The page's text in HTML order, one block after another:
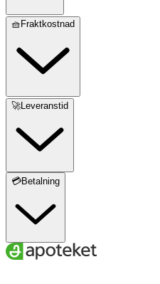
🧺Fraktkostnad
🚀Leveranstid
💳Betalning